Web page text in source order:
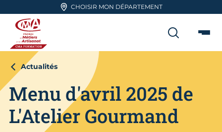
Aller en haut de pageCHOISIR MON DÉPARTEMENT
CMA FORMATION
Actualités
Menu d'avril 2025 de
L'Atelier Gourmand